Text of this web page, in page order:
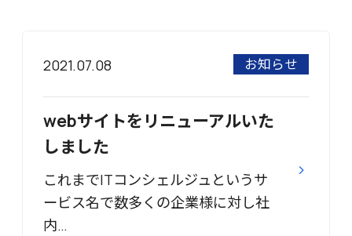
2021.07.08 お知らせ
webサイトをリニューアルいた
しました
これまでITコンシェルジュというサ
ービス名で数多くの企業様に対し社
内…